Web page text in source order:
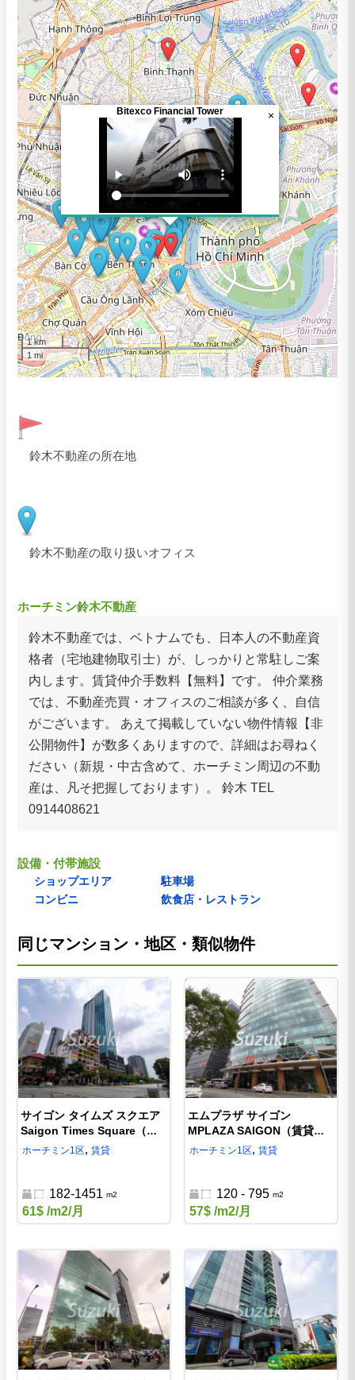
Bitexco Financial Tower ×
1 km
1 mi
鈴木不動産の所在地
鈴木不動産の取り扱いオフィス
ホーチミン鈴木不動産
鈴木不動産では、ベトナムでも、日本人の不動産資
格者（宅地建物取引士）が、しっかりと常駐しご案
内します。賃貸仲介手数料【無料】です。 仲介業務
では、不動産売買・オフィスのご相談が多く、自信
がございます。 あえて掲載していない物件情報【非
公開物件】が数多くありますので、詳細はお尋ねく
ださい（新規・中古含めて、ホーチミン周辺の不動
産は、凡そ把握しております）。 鈴木 TEL
0914408621
設備・付帯施設
ショップエリア
駐車場
コンビニ
飲食店・レストラン
同じマンション・地区・類似物件
サイゴン タイムズ スクエア
Saigon Times Square（賃
貸オフィス）| ホーチミン1区
ホーチミン1区, 賃貸
182-1451 m2
61$ /m2/月
エムプラザ サイゴン
MPLAZA SAIGON（賃貸オ
フィス）| ホーチミン1区 イ
ホーチミン1区, 賃貸
120 - 795 m2
57$ /m2/月